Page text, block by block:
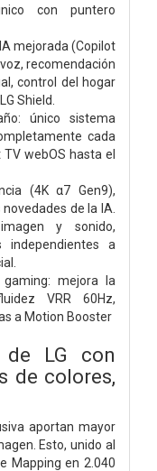
con puntero
mejorada (Copilot
recomendación
control del hogar
Shield.
único sistema
cada
webOS hasta el
(4K α7 Gen9),
de la IA.
y sonido,
independientes a
mejora la
VRR 60Hz,
a Motion Booster
de LG con
de colores,
aportan mayor
Esto, unido al
Mapping en 2.040